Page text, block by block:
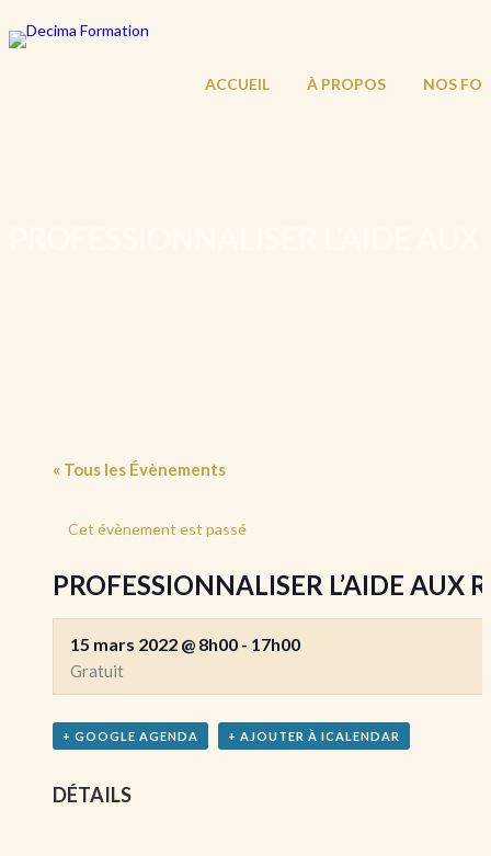
ACCUEIL À PROPOS NOS
« Tous les Évènements
Cet évènement est passé
PROFESSIONNALISER L’AIDE AUX
15 mars 2022 @ 8h00 - 17h00
Gratuit
+ GOOGLE AGENDA + AJOUTER À ICALENDAR
DÉTAILS